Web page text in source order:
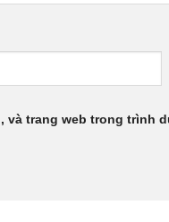
và trang web trong trình